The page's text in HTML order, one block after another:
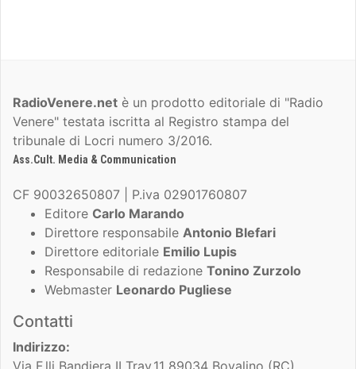
RadioVenere.net è un prodotto editoriale di "Radio
Venere" testata iscritta al Registro stampa del
tribunale di Locri numero 3/2016.
Ass.Cult. Media & Communication
CF 90032650807 | P.iva 02901760807
Editore Carlo Marando
Direttore responsabile Antonio Blefari
Direttore editoriale Emilio Lupis
Responsabile di redazione Tonino Zurzolo
Webmaster Leonardo Pugliese
Contatti
Indirizzo:
Via F.lli Bandiera II Trav,11 89034 Bovalino (RC)